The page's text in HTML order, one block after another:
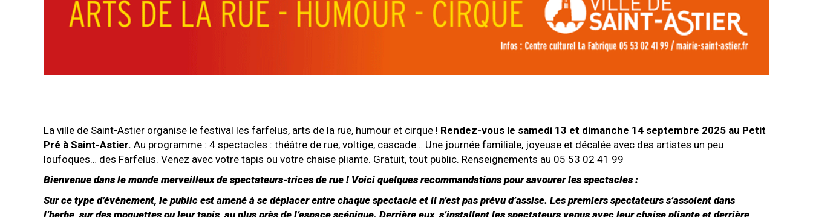
La ville de Saint-Astier organise le festival les farfelus, arts de la rue, humour et cirque ! Rendez-vous le samedi 13 et dimanche 14 septembre 2025 au Petit
Pré à Saint-Astier. Au programme : 4 spectacles : théâtre de rue, voltige, cascade… Une journée familiale, joyeuse et décalée avec des artistes un peu
loufoques… des Farfelus. Venez avec votre tapis ou votre chaise pliante. Gratuit, tout public. Renseignements au 05 53 02 41 99
Bienvenue dans le monde merveilleux de spectateurs-trices de rue ! Voici quelques recommandations pour savourer les spectacles :
Sur ce type d’événement, le public est amené à se déplacer entre chaque spectacle et il n’est pas prévu d’assise. Les premiers spectateurs s’assoient dans
l’herbe, sur des moquettes ou leur tapis, au plus près de l’espace scénique. Derrière eux, s’installent les spectateurs venus avec leur chaise pliante et derrière